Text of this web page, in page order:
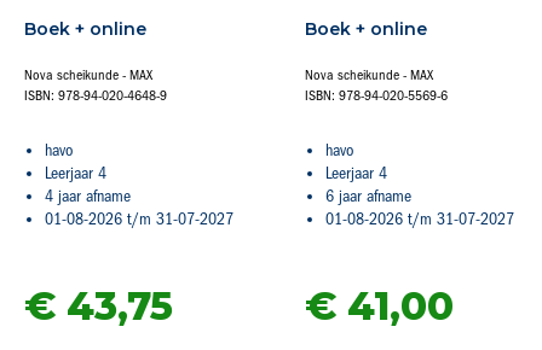
Boek + online
Nova scheikunde - MAX
ISBN: 978-94-020-4648-9
havo
Leerjaar 4
4 jaar afname
01-08-2026 t/m 31-07-2027
€ 43,75
Boek + online
Nova scheikunde - MAX
ISBN: 978-94-020-5569-6
havo
Leerjaar 4
6 jaar afname
01-08-2026 t/m 31-07-2027
€ 41,00